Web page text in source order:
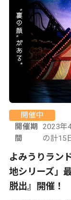
開催中
開催期
間
2023年
の計15
よみうりラン
地シリーズ」
脱出』開催！